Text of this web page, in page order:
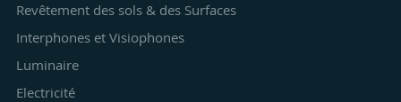
Revêtement des sols & des Surfaces
Interphones et Visiophones
Luminaire
Electricité